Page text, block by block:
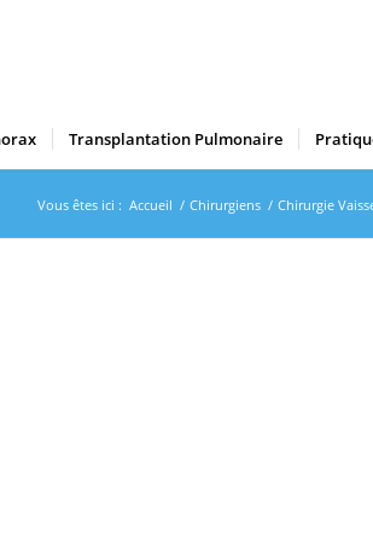
Transplantation Pulmonaire
Vous êtes ici : Accueil / Chirurgiens / Chirurgie